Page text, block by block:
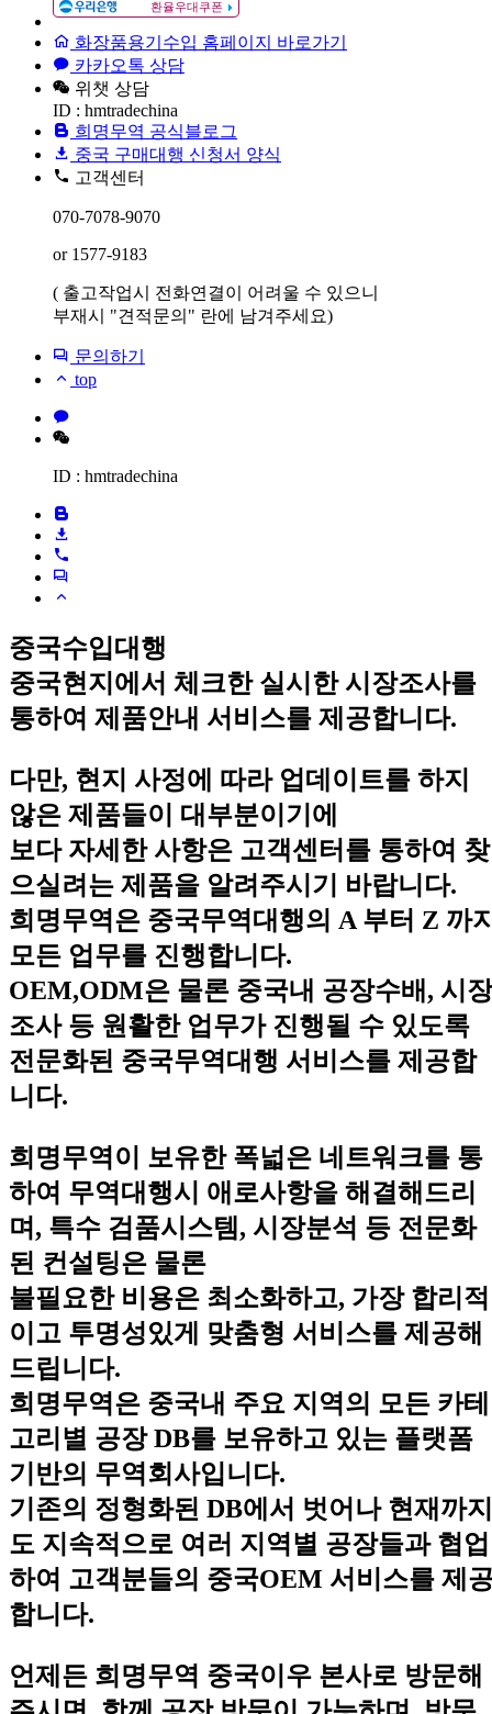
화장품용기수입 홈페이지 바로가기
카카오톡 상담
위챗 상담
ID : hmtradechina
희명무역 공식블로그
중국 구매대행 신청서 양식
고객센터
070-7078-9070
or 1577-9183
( 출고작업시 전화연결이 어려울 수 있으니
부재시 "견적문의" 란에 남겨주세요)
문의하기
top
ID : hmtradechina
중국수입대행
중국현지에서 체크한 실시한 시장조사를
통하여 제품안내 서비스를 제공합니다.
다만, 현지 사정에 따라 업데이트를 하지
않은 제품들이 대부분이기에
보다 자세한 사항은 고객센터를 통하여 찾
으실려는 제품을 알려주시기 바랍니다.
희명무역은 중국무역대행의 A 부터 Z 까
모든 업무를 진행합니다.
OEM,ODM은 물론 중국내 공장수배, 시장
조사 등 원활한 업무가 진행될 수 있도록
전문화된 중국무역대행 서비스를 제공합
니다.
희명무역이 보유한 폭넓은 네트워크를 통
하여 무역대행시 애로사항을 해결해드리
며, 특수 검품시스템, 시장분석 등 전문화
된 컨설팅은 물론
불필요한 비용은 최소화하고, 가장 합리적
이고 투명성있게 맞춤형 서비스를 제공해
드립니다.
희명무역은 중국내 주요 지역의 모든 카테
고리별 공장 DB를 보유하고 있는 플랫폼
기반의 무역회사입니다.
기존의 정형화된 DB에서 벗어나 현재까지
도 지속적으로 여러 지역별 공장들과 협업
하여 고객분들의 중국OEM 서비스를 제
합니다.
언제든 희명무역 중국이우 본사로 방문해